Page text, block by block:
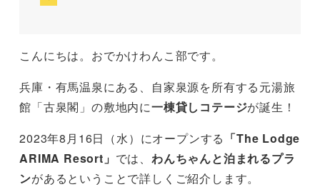
こんにちは。おでかけわんこ部です。
兵庫・有馬温泉にある、自家泉源を所有する元湯旅
館「古泉閣」の敷地内に一棟貸しコテージが誕生！
2023年8月16日（水）にオープンする 「The Lodge
ARIMA Resort」 では、 わんちゃんと泊まれるプラ
ンがあるということで詳しくご紹介します。